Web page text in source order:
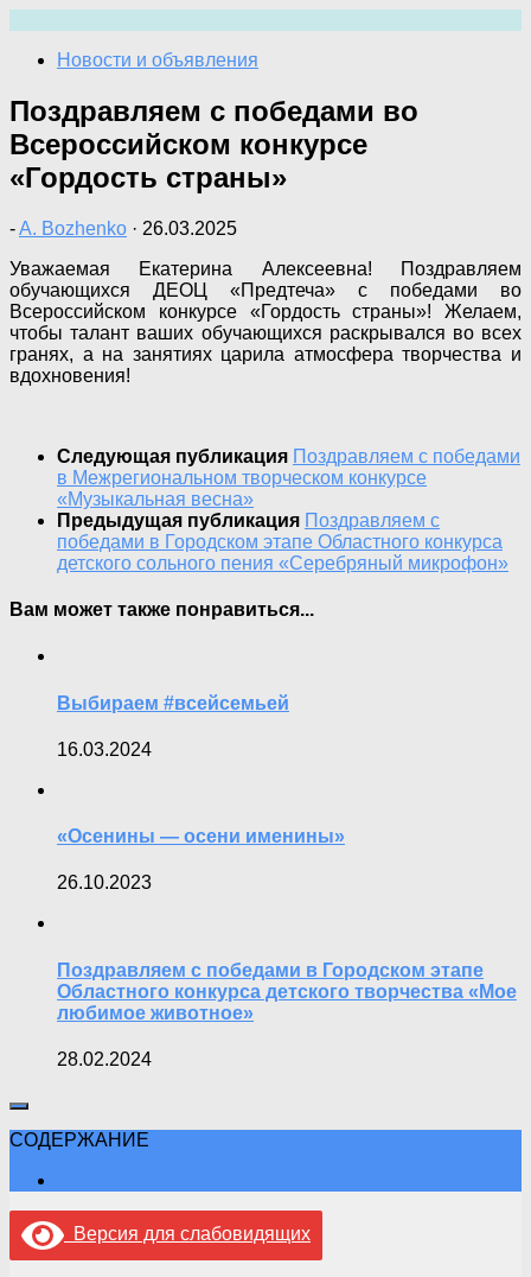
содержимому
Новости и объявления
Поздравляем с победами во
Всероссийском конкурсе
«Гордость страны»
-A. Bozhenko · 26.03.2025
Уважаемая Екатерина Алексеевна! Поздравляем
обучающихся ДЕОЦ «Предтеча» с победами во
Всероссийском конкурсе «Гордость страны»! Желаем,
чтобы талант ваших обучающихся раскрывался во всех
гранях, а на занятиях царила атмосфера творчества и
вдохновения!
Следующая публикация Поздравляем с победами
в Межрегиональном творческом конкурсе
«Музыкальная весна»
Предыдущая публикация Поздравляем с
победами в Городском этапе Областного конкурса
детского сольного пения «Серебряный микрофон»
Вам может также понравиться...
Выбираем #всейсемьей
16.03.2024
«Осенины — осени именины»
26.10.2023
Поздравляем с победами в Городском этапе
Областного конкурса детского творчества «Мое
любимое животное»
28.02.2024
СОДЕРЖАНИЕ
Версия для слабовидящих